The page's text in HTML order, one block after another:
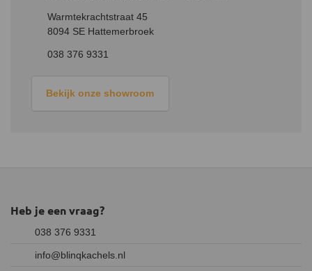
Warmtekrachtstraat 45
8094 SE Hattemerbroek
038 376 9331
Bekijk onze showroom
Heb je een vraag?
038 376 9331
info@blinqkachels.nl